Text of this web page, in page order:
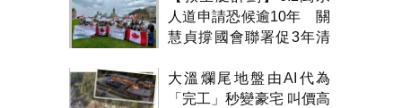
人道申請恐候逾10年 關
慧貞撐國會聯署促3年清
大溫爛尾地盤由AI代為
「完工」秒變豪宅 叫價高